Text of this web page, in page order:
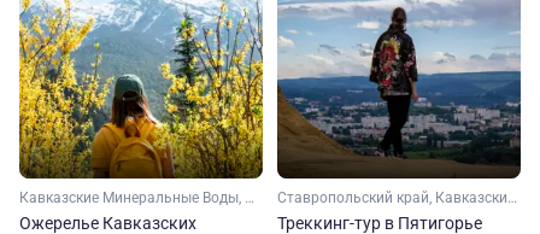
Кавказские Минеральные Воды, Ставропольский край, Кавказ, Карачаево-Черкесия, Кабардино-Балкария
Ожерелье Кавказских
Ставропольский край, Кавказские Минеральные Воды, Кавказ
Треккинг-тур в Пятигорье